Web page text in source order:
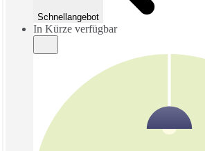
Schnellangebot
In Kürze verfügbar